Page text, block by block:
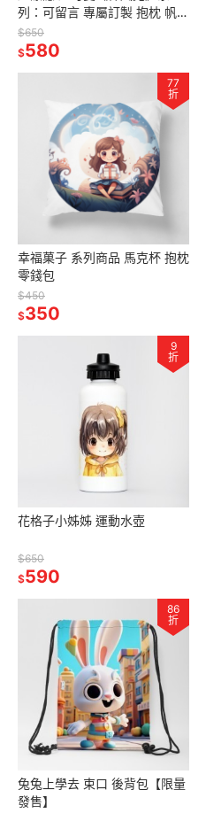
列：可留言 專屬訂製 抱枕 帆布
包 托特包
$650
$580
77
折
幸福菓子 系列商品 馬克杯 抱枕
零錢包
$450
$350
9
折
花格子小姊姊 運動水壺
$650
$590
86
折
兔兔上學去 束口 後背包【限量
發售】